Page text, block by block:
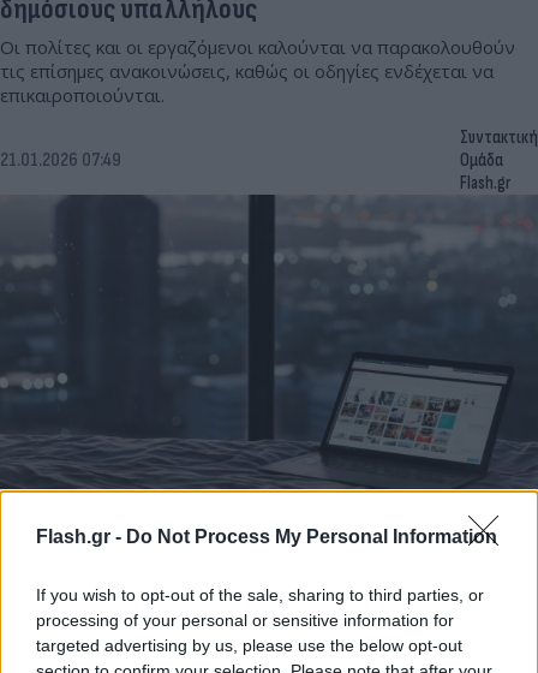
Flash.gr - Do Not Process My Personal Information
If you wish to opt-out of the sale, sharing to third parties, or
processing of your personal or sensitive information for
targeted advertising by us, please use the below opt-out
δημόσιους υπαλλήλους
Οι πολίτες και οι εργαζόμενοι καλούνται να παρακολουθούν
τις επίσημες ανακοινώσεις, καθώς οι οδηγίες ενδέχεται να
επικαιροποιούνται.
21.01.2026 07:49
Συντακτική
Ομάδα
Flash.gr
Θέλετε να μετακομίσετε στην Ευρώπη; Οι χώρες
που μπορείτε να υποβάλετε αίτηση για βίζα
Οι βίζες για εξ αποστάσεως εργασία που είναι διαθέσιμες επί
του παρόντος στην Ευρώπη, συμπεριλαμβανομένης της
διάρκειας παραμονής, των τελών αίτησης και των απαιτήσεων